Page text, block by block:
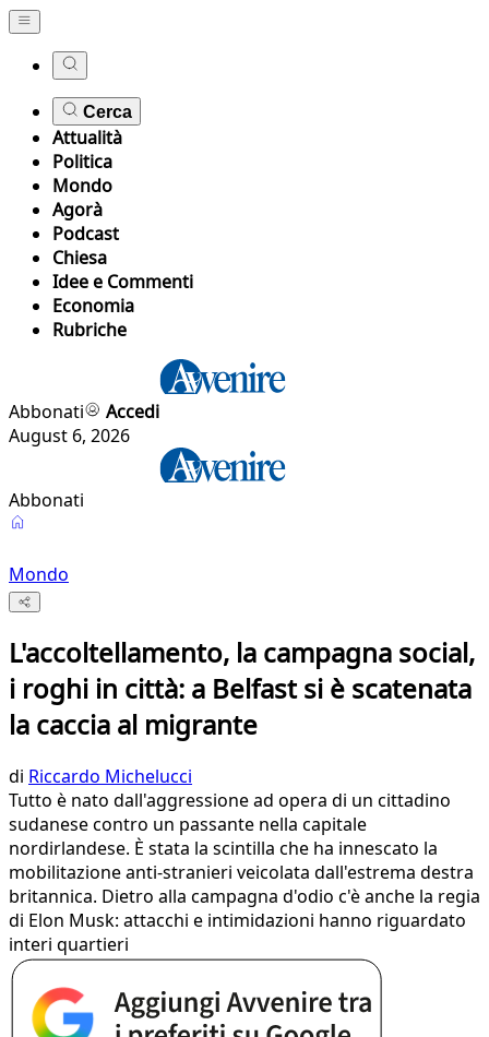
Cerca
Attualità
Politica
Mondo
Agorà
Podcast
Chiesa
Idee e Commenti
Economia
Rubriche
Abbonati
Accedi
August 6, 2026
Abbonati
Mondo
L'accoltellamento, la campagna social,
i roghi in città: a Belfast si è scatenata
la caccia al migrante
di Riccardo Michelucci
Tutto è nato dall'aggressione ad opera di un cittadino
sudanese contro un passante nella capitale
nordirlandese. È stata la scintilla che ha innescato la
mobilitazione anti-stranieri veicolata dall'estrema destra
britannica. Dietro alla campagna d'odio c'è anche la regia
di Elon Musk: attacchi e intimidazioni hanno riguardato
interi quartieri